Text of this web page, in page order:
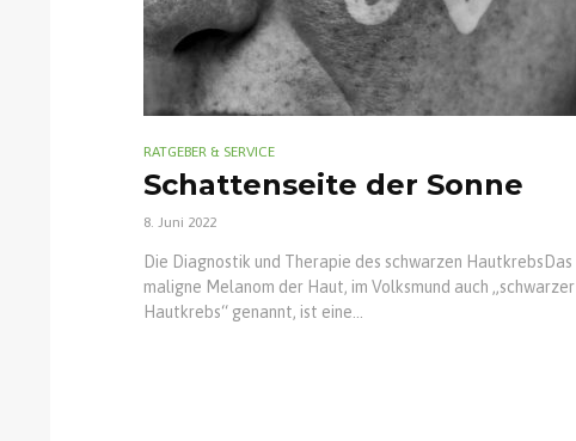
RATGEBER & SERVICE
Schattenseite der Sonne
8. Juni 2022
Die Diagnostik und Therapie des schwarzen HautkrebsDas
maligne Melanom der Haut, im Volksmund auch „schwarzer
Hautkrebs“ genannt, ist eine...